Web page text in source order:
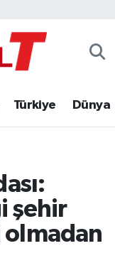
Türkiye Dünya
şehir
olmadan